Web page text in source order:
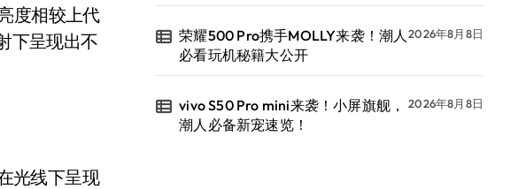
度相较上代
下呈现出不
光线下呈现
荣耀500 Pro携手MOLLY来袭！潮人
必看玩机秘籍大公开
2026年8月8日
vivo S50 Pro mini来袭！小屏旗舰，
潮人必备新宠速览！
2026年8月8日